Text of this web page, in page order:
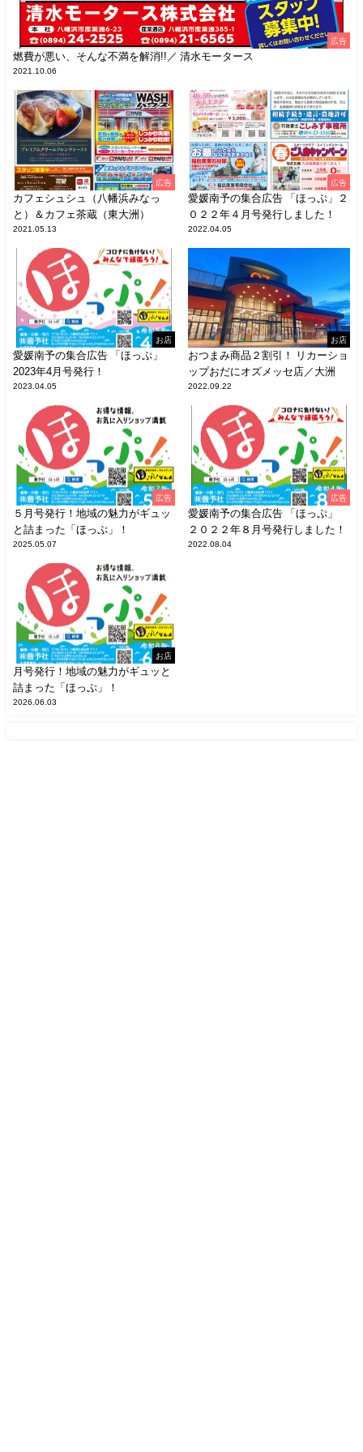
広告
燃費が悪い、そんな不満を解消!!／ 清水モータース
2021.10.06
広告
カフェシュシュ（八幡浜みなっ
と）＆カフェ茶蔵（東大洲）
2021.05.13
広告
愛媛南予の集合広告 「ほっぷ」２
０２２年４月号発行しました！
2022.04.05
お店
愛媛南予の集合広告 「ほっぷ」
2023年4月号発行！
2023.04.05
お店
おつまみ商品２割引！ リカーショ
ップおだにオズメッセ店／大洲
2022.09.22
広告
５月号発行！地域の魅力がギュッ
と詰まった「ほっぷ」！
2025.05.07
広告
愛媛南予の集合広告 「ほっぷ」
２０２２年８月号発行しました！
2022.08.04
お店
月号発行！地域の魅力がギュッと
詰まった「ほっぷ」！
2026.06.03